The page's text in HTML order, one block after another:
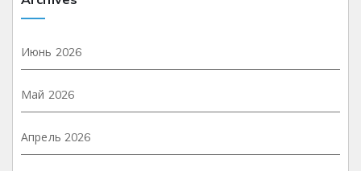
Июнь 2026
Май 2026
Апрель 2026